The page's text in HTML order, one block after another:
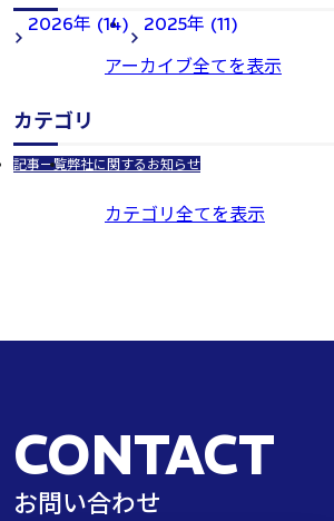
2026年 (14)
2025年 (11)
アーカイブ全てを表示
カテゴリ
記事一覧弊社に関するお知らせ
カテゴリ全てを表示
CONTACT
お問い合わせ